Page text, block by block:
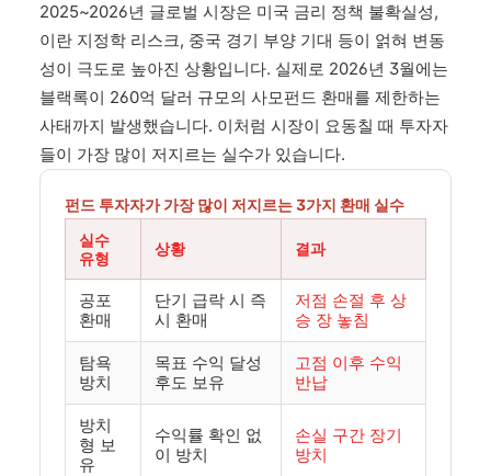
2025~2026년 글로벌 시장은 미국 금리 정책 불확실성,
이란 지정학 리스크, 중국 경기 부양 기대 등이 얽혀 변동
성이 극도로 높아진 상황입니다. 실제로 2026년 3월에는
블랙록이 260억 달러 규모의 사모펀드 환매를 제한하는
사태까지 발생했습니다. 이처럼 시장이 요동칠 때 투자자
들이 가장 많이 저지르는 실수가 있습니다.
펀드 투자자가 가장 많이 저지르는 3가지 환매 실수
실수
유형
상황 결과
공포
환매
단기 급락 시 즉
시 환매
저점 손절 후 상
승 장 놓침
탐욕
방치
목표 수익 달성
후도 보유
고점 이후 수익
반납
방치
형 보
유
수익률 확인 없
이 방치
손실 구간 장기
방치